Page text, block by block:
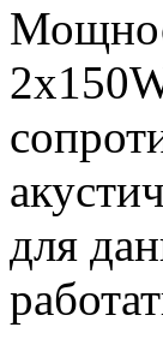
для